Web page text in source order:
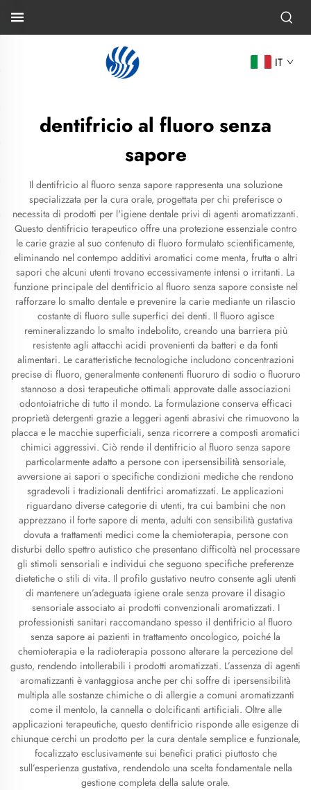
IT
dentifricio al fluoro senza
sapore
Il dentifricio al fluoro senza sapore rappresenta una soluzione
specializzata per la cura orale, progettata per chi preferisce o
necessita di prodotti per l'igiene dentale privi di agenti aromatizzanti.
Questo dentifricio terapeutico offre una protezione essenziale contro
le carie grazie al suo contenuto di fluoro formulato scientificamente,
eliminando nel contempo additivi aromatici come menta, frutta o altri
sapori che alcuni utenti trovano eccessivamente intensi o irritanti. La
funzione principale del dentifricio al fluoro senza sapore consiste nel
rafforzare lo smalto dentale e prevenire la carie mediante un rilascio
costante di fluoro sulle superfici dei denti. Il fluoro agisce
remineralizzando lo smalto indebolito, creando una barriera più
resistente agli attacchi acidi provenienti da batteri e da fonti
alimentari. Le caratteristiche tecnologiche includono concentrazioni
precise di fluoro, generalmente contenenti fluoruro di sodio o fluoruro
stannoso a dosi terapeutiche ottimali approvate dalle associazioni
odontoiatriche di tutto il mondo. La formulazione conserva efficaci
proprietà detergenti grazie a leggeri agenti abrasivi che rimuovono la
placca e le macchie superficiali, senza ricorrere a composti aromatici
chimici aggressivi. Ciò rende il dentifricio al fluoro senza sapore
particolarmente adatto a persone con ipersensibilità sensoriale,
avversione ai sapori o specifiche condizioni mediche che rendono
sgradevoli i tradizionali dentifrici aromatizzati. Le applicazioni
riguardano diverse categorie di utenti, tra cui bambini che non
apprezzano il forte sapore di menta, adulti con sensibilità gustativa
dovuta a trattamenti medici come la chemioterapia, persone con
disturbi dello spettro autistico che presentano difficoltà nel processare
gli stimoli sensoriali e individui che seguono specifiche preferenze
dietetiche o stili di vita. Il profilo gustativo neutro consente agli utenti
di mantenere un’adeguata igiene orale senza provare il disagio
sensoriale associato ai prodotti convenzionali aromatizzati. I
professionisti sanitari raccomandano spesso il dentifricio al fluoro
senza sapore ai pazienti in trattamento oncologico, poiché la
chemioterapia e la radioterapia possono alterare la percezione del
gusto, rendendo intollerabili i prodotti aromatizzati. L’assenza di agenti
aromatizzanti è vantaggiosa anche per chi soffre di ipersensibilità
multipla alle sostanze chimiche o di allergie a comuni aromatizzanti
come il mentolo, la cannella o dolcificanti artificiali. Oltre alle
applicazioni terapeutiche, questo dentifricio risponde alle esigenze di
chiunque cerchi un prodotto per la cura dentale semplice e funzionale,
focalizzato esclusivamente sui benefici pratici piuttosto che
sull’esperienza gustativa, rendendolo una scelta fondamentale nella
gestione completa della salute orale.